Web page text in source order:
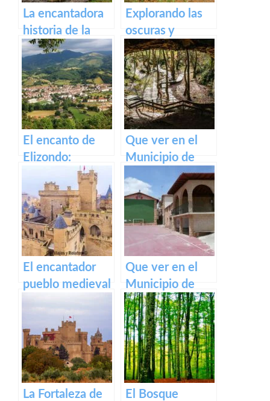
La encantadora
historia de la
antigua fábrica
de Orbaizeta
Explorando las
oscuras y
misteriosas
Cuevas de
Zugarramurdi
El encanto de
Elizondo:
Descubre la
belleza de este
pueblo.
Que ver en el
Municipio de
Zugarramurdi en
Navarra
El encantador
pueblo medieval
de Olite y su
impresionante
Castillo Palacio
Real.
Que ver en el
Municipio de
Armañanzas en
Navarra
La Fortaleza de
El Bosque